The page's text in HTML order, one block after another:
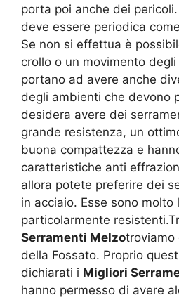
porta poi anche dei
deve essere periodica
Se non si effettua è
crollo o un movimento
portano ad avere anche
degli ambienti che devono
desidera avere dei
grande resistenza, un
buona compattezza e
caratteristiche anti
allora potete preferire dei
in acciaio. Esse sono molto
particolarmente
Serramenti Melzotroviamo
della Fossato. Proprio
dichiarati i Migliori
hanno permesso di avere